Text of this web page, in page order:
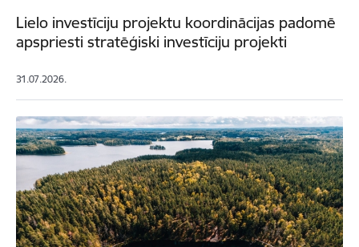
Lielo investīciju projektu koordinācijas padomē
apspriesti stratēģiski investīciju projekti
31.07.2026.